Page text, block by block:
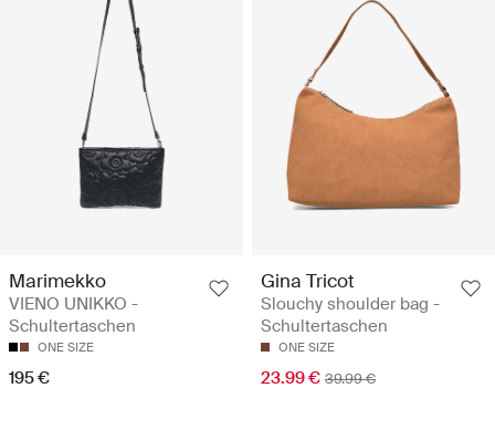
Marimekko
VIENO UNIKKO -
Schultertaschen
ONE SIZE
195 €
Gina Tricot
Slouchy shoulder bag -
Schultertaschen
ONE SIZE
23.99 € 39.99 €